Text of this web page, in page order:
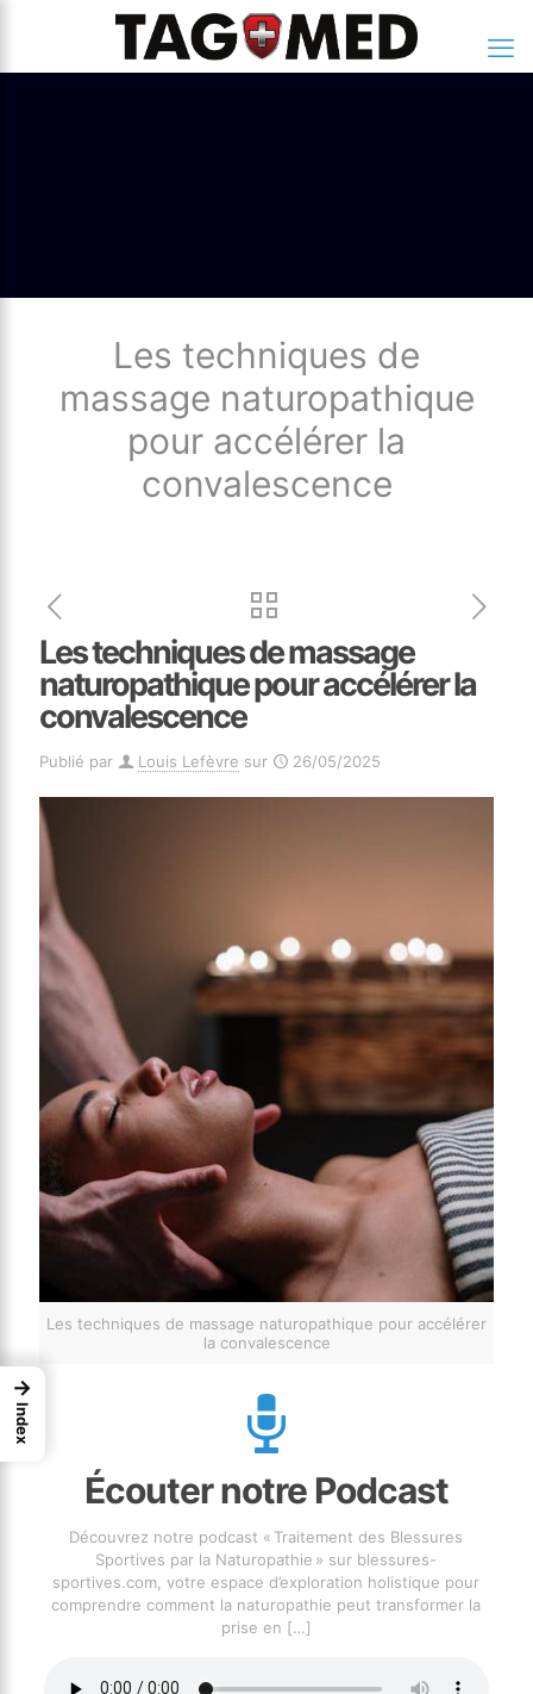
Les techniques de
massage naturopathique
pour accélérer la
convalescence
Les techniques de massage
naturopathique pour accélérer la
convalescence
Publié par Louis Lefèvre sur 26/05/2025
Les techniques de massage naturopathique pour accélérer
la convalescence
Écouter notre Podcast
Découvrez notre podcast « Traitement des Blessures
Sportives par la Naturopathie » sur blessures-
sportives.com, votre espace d’exploration holistique pour
comprendre comment la naturopathie peut transformer la
prise en […]
→
Index